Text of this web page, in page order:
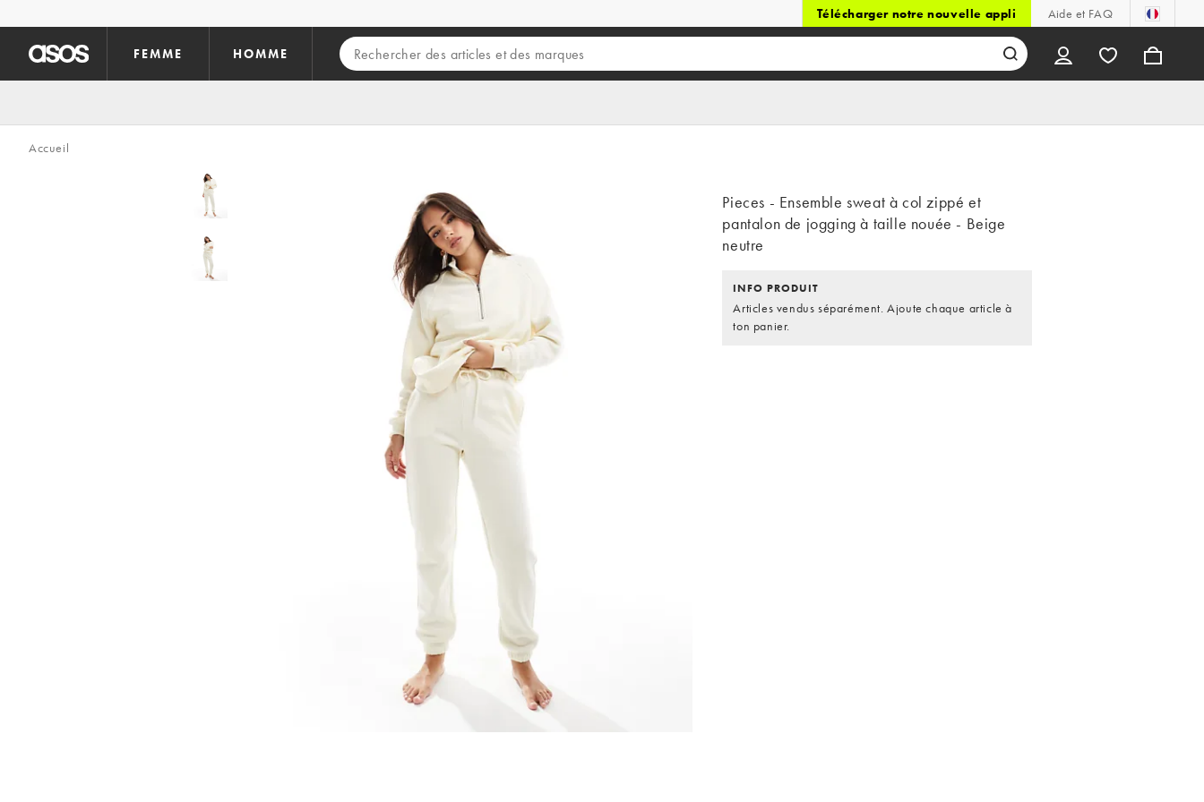
Télécharger notre nouvelle appli Aide et FAQ
FEMME HOMME
Accueil
Pieces - Ensemble sweat à col zippé et
pantalon de jogging à taille nouée - Beige
neutre
INFO PRODUIT
Articles vendus séparément. Ajoute chaque article à
ton panier.